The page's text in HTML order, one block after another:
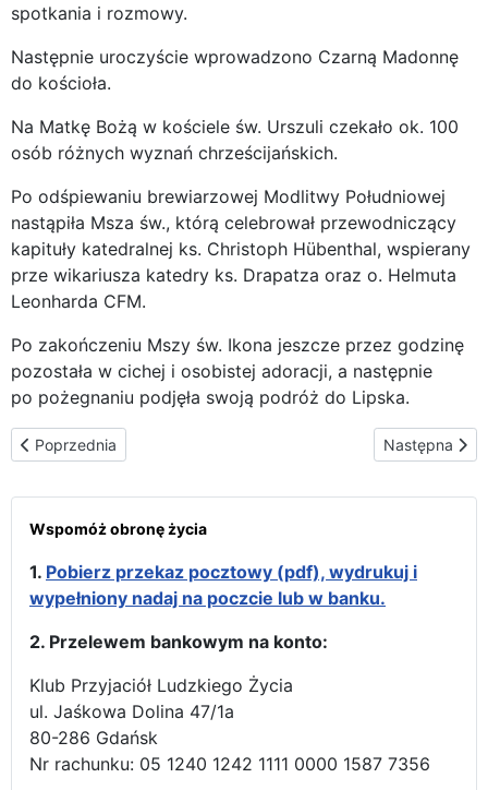
spotkania i rozmowy.
Następnie uroczyście wprowadzono Czarną Madonnę
do kościoła.
Na Matkę Bożą w kościele św. Urszuli czekało ok. 100
osób różnych wyznań chrześcijańskich.
Po odśpiewaniu brewiarzowej Modlitwy Południowej
nastąpiła Msza św., którą celebrował przewodniczący
kapituły katedralnej ks. Christoph Hübenthal, wspierany
prze wikariusza katedry ks. Drapatza oraz o. Helmuta
Leonharda CFM.
Po zakończeniu Mszy św. Ikona jeszcze przez godzinę
pozostała w cichej i osobistej adoracji, a następnie
po pożegnaniu podjęła swoją podróż do Lipska.
Poprzednia strona: W kościele św. Trójcy – Lipsk
Poprzednia Następna
Następna
Wspomóż obronę życia
1. Pobierz przekaz pocztowy (pdf), wydrukuj i
wypełniony nadaj na poczcie lub w banku.
2. Przelewem bankowym na konto:
Klub Przyjaciół Ludzkiego Życia
ul. Jaśkowa Dolina 47/1a
80-286 Gdańsk
Nr rachunku: 05 1240 1242 1111 0000 1587 7356